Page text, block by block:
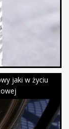
jaki w życiu